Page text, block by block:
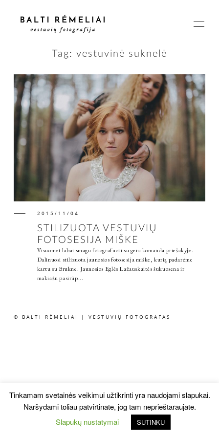
PAGRINDINIS
APIE
SUSISIEKIME
Tag: vestuvinė suknelė
2015/11/04
STILIZUOTA VESTUVIŲ
FOTOSESIJA MIŠKE
Visuomet labai smagu fotografuoti su gera komanda priešakyje.
Dalinuosi stilizuota jaunosios fotosesija miške, kurią padarėme
kartu su Brukne. Jaunosios Eglės Lažauskaitės šukuosena ir
makiažu pasirūp...
© BALTI RĖMELIAI | VESTUVIŲ FOTOGRAFAS
Tinkamam svetainės veikimui užtikrinti yra naudojami slapukai.
Naršydami toliau patvirtinate, jog tam neprieštaraujate.
Slapukų nustatymai
SUTINKU